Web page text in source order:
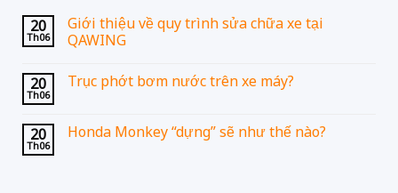
20
Th06
Giới thiệu về quy trình sửa chữa xe tại
QAWING
20
Th06
Trục phớt bơm nước trên xe máy?
20
Th06
Honda Monkey “dựng” sẽ như thế nào?